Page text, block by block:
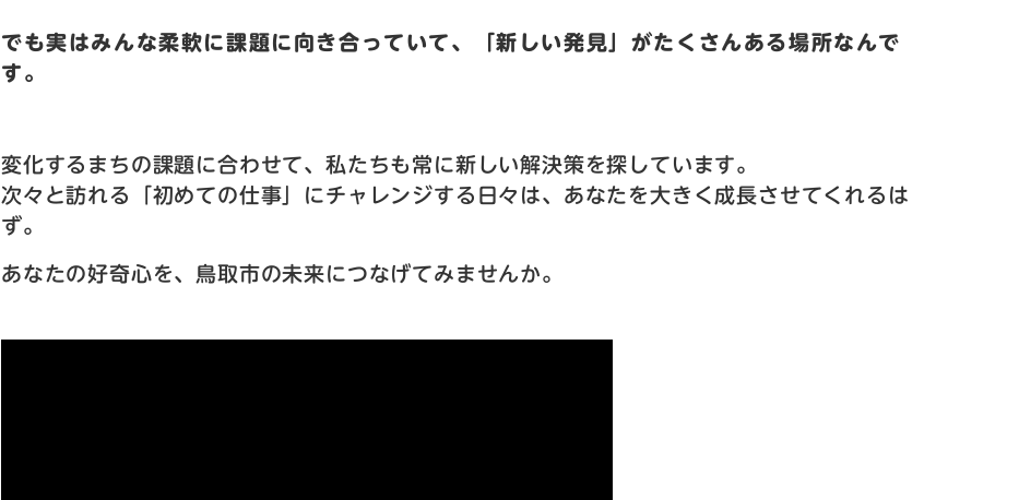
でも実はみんな柔軟に課題に向き合っていて、「新しい発見」がたくさんある場所なんで
す。
変化するまちの課題に合わせて、私たちも常に新しい解決策を探しています。
次々と訪れる「初めての仕事」にチャレンジする日々は、あなたを大きく成長させてくれるは
ず。
あなたの好奇心を、鳥取市の未来につなげてみませんか。